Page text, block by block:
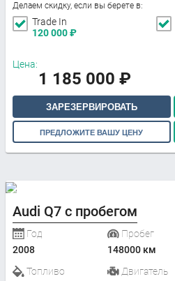
Делаем скидку, если вы берете в:
Trade In
120 000₽
Цена:
1 185 000 ₽
ЗАРЕЗЕРВИРОВАТЬ
ПРЕДЛОЖИТЕ ВАШУ ЦЕНУ
Audi Q7 с пробегом
Год
2008
Пробег
148000 км
Топливо
Двигатель